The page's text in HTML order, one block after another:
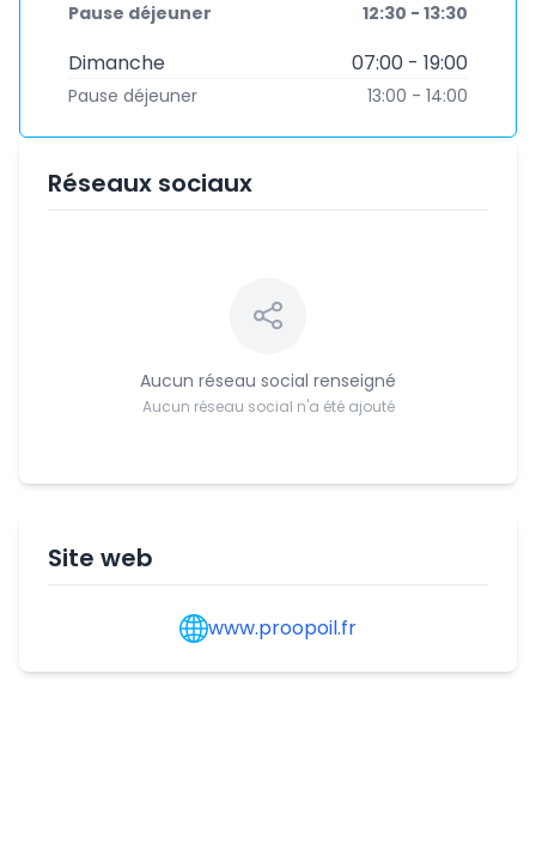
Pause déjeuner 12:30 - 13:30
Dimanche 07:00 - 19:00
Pause déjeuner 13:00 - 14:00
Réseaux sociaux
Aucun réseau social renseigné
Aucun réseau social n'a été ajouté
Site web
www.proopoil.fr